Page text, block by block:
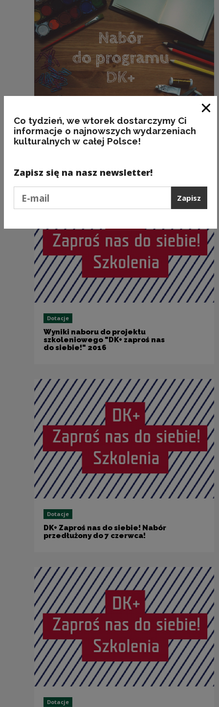
Dotacje
Program Dom Kultury+ Inicjatywy lokalne
Dotacje
Wyniki naboru do projektu
szkoleniowego "DK+ zaproś nas
do siebie!" 2016
Dotacje
DK+ Zaproś nas do siebie! Nabór
przedłużony do 7 czerwca!
Dotacje
Co tydzień, we wtorek dostarczymy Ci
informacje o najnowszych wydarzeniach
kulturalnych w całej Polsce!
Zapisz się na nasz newsletter!
Zapisz